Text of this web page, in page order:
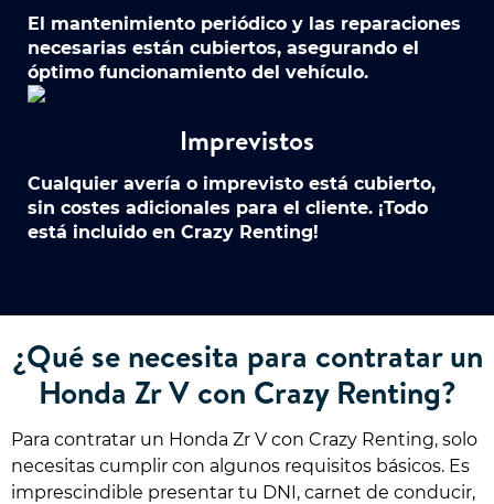
El mantenimiento periódico y las reparaciones
necesarias están cubiertos, asegurando el
óptimo funcionamiento del vehículo.
Imprevistos
Cualquier avería o imprevisto está cubierto,
sin costes adicionales para el cliente. ¡Todo
está incluido en Crazy Renting!
¿Qué se necesita para contratar un
Honda Zr V con Crazy Renting?
Para contratar un Honda Zr V con Crazy Renting, solo
necesitas cumplir con algunos requisitos básicos. Es
imprescindible presentar tu DNI, carnet de conducir,